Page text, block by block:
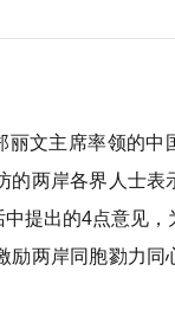
文主席率领的中
的两岸各界人士表
提出的4点意见，
励两岸同胞勠力同